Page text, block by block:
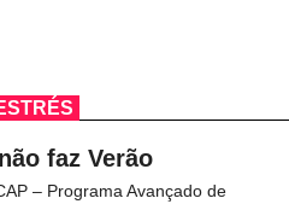
faz Verão
– Programa Avançado de